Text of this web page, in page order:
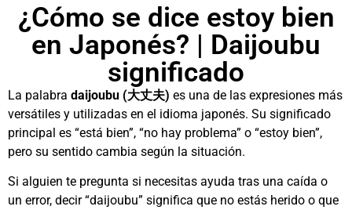
¿Cómo se dice estoy bien
en Japonés? | Daijoubu
significado
La palabra daijoubu (大丈夫) es una de las expresiones más
versátiles y utilizadas en el idioma japonés. Su significado
principal es “está bien”, “no hay problema” o “estoy bien”,
pero su sentido cambia según la situación.
Si alguien te pregunta si necesitas ayuda tras una caída o
un error, decir “daijoubu” significa que no estás herido o que